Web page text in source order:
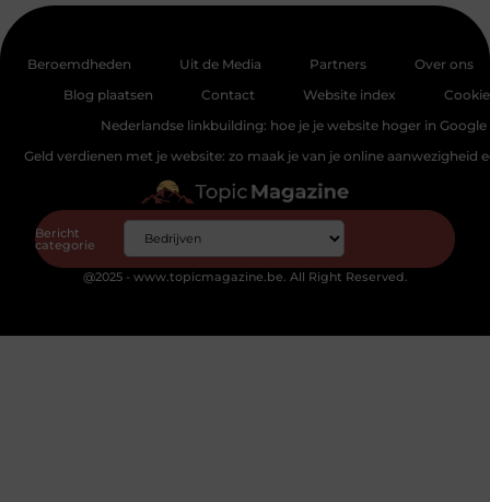
Beroemdheden Uit de Media Partners
Over ons
Blog plaatsen
Contact Website index
Nederlandse linkbuilding: hoe je je website hoger in
Geld verdienen met je website: zo maak je van je online aanwezigheid
Bericht
categorie
@2025 - www.topicmagazine.be. All Right Reserved.